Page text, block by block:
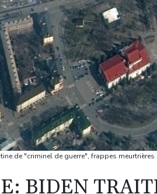
de "criminel de guerre", frappes
BIDEN